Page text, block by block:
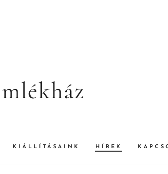
KIÁLLÍTÁSAINK HÍREK